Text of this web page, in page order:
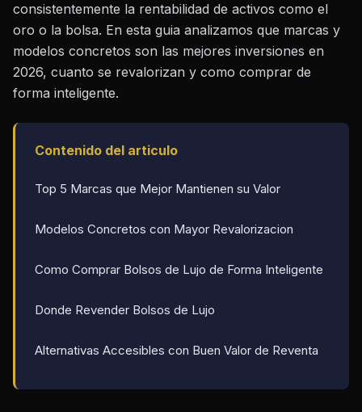
consistentemente la rentabilidad de activos como el
oro o la bolsa. En esta guia analizamos que marcas y
modelos concretos son las mejores inversiones en
2026, cuanto se revalorizan y como comprar de
forma inteligente.
Contenido del articulo
Top 5 Marcas que Mejor Mantienen su Valor
Modelos Concretos con Mayor Revalorizacion
Como Comprar Bolsos de Lujo de Forma Inteligente
Donde Revender Bolsos de Lujo
Alternativas Accesibles con Buen Valor de Reventa